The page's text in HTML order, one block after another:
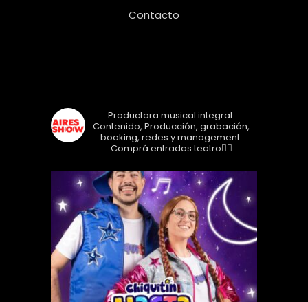
Contacto
Productora musical integral.
Contenido, Producción, grabación,
booking, redes y management.
Comprá entradas teatro👇🏼